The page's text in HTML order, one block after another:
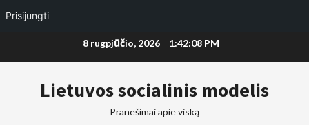
Prisijungti
8 rugpjūčio, 2026 1:42:09 PM
Lietuvos socialinis modelis
Pranešimai apie viską